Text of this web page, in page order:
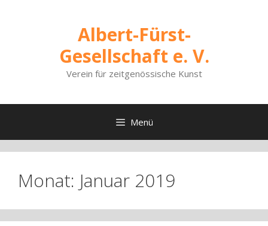
Albert-Fürst-
Gesellschaft e. V.
Verein für zeitgenössische Kunst
Menü
Monat: Januar 2019